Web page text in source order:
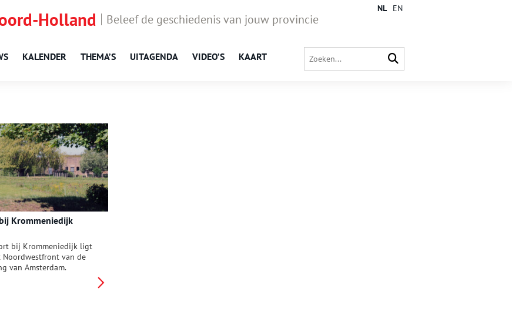
Holland Beleef de geschiedenis van jouw provincie
KALENDER THEMA’S UITAGENDA VIDEO’S KAART
NL EN
Krommeniedijk
bij Krommeniedijk ligt
Noordwestfront van de
van Amsterdam.